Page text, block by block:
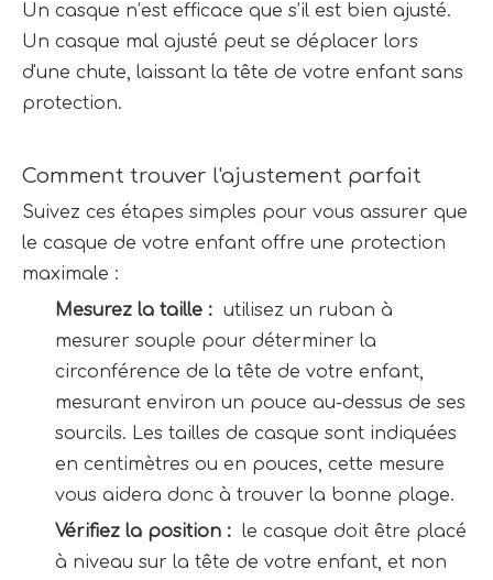
Un casque n’est efficace que s’il est bien ajusté.
Un casque mal ajusté peut se déplacer lors
d'une chute, laissant la tête de votre enfant sans
protection.
Comment trouver l'ajustement parfait
Suivez ces étapes simples pour vous assurer que
le casque de votre enfant offre une protection
maximale :
Mesurez la taille : utilisez un ruban à
mesurer souple pour déterminer la
circonférence de la tête de votre enfant,
mesurant environ un pouce au-dessus de ses
sourcils. Les tailles de casque sont indiquées
en centimètres ou en pouces, cette mesure
vous aidera donc à trouver la bonne plage.
Vérifiez la position : le casque doit être placé
à niveau sur la tête de votre enfant, et non